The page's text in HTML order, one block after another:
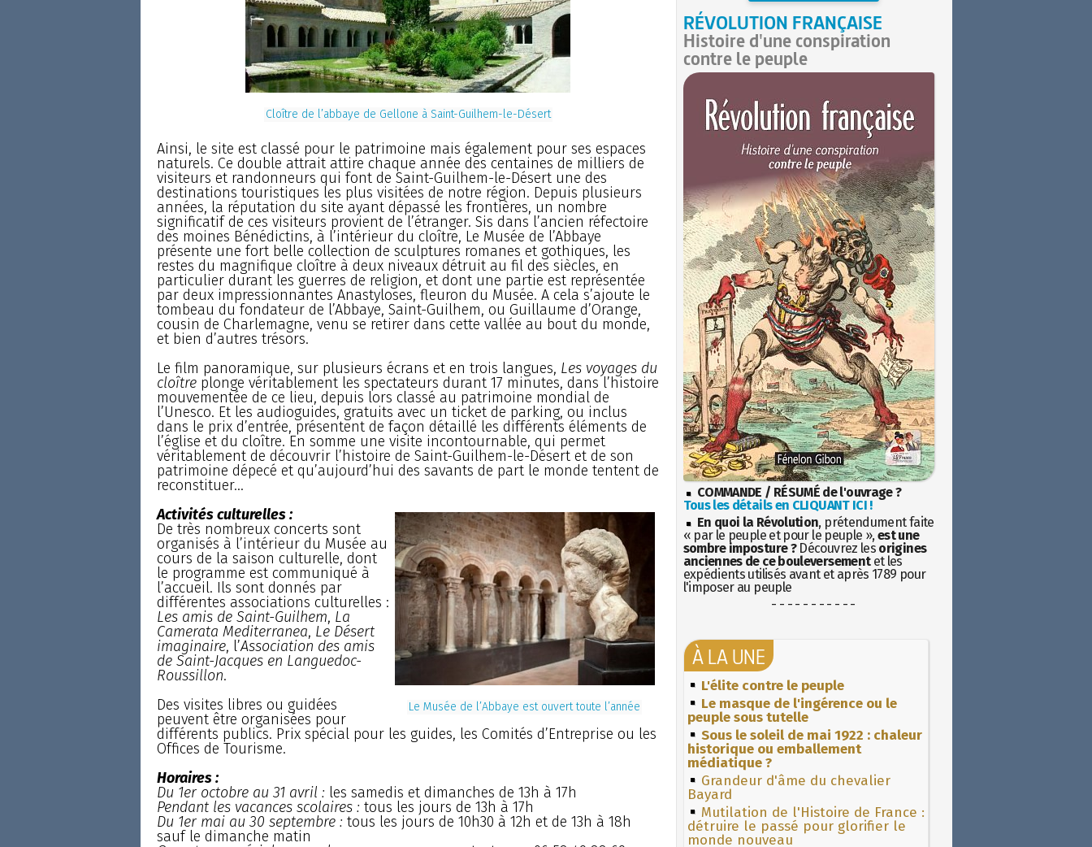
Cloître de l’abbaye de Gellone à Saint-Guilhem-le-Désert
Ainsi, le site est classé pour le patrimoine mais également pour ses espaces
naturels. Ce double attrait attire chaque année des centaines de milliers de
visiteurs et randonneurs qui font de Saint-Guilhem-le-Désert une des
destinations touristiques les plus visitées de notre région. Depuis plusieurs
années, la réputation du site ayant dépassé les frontières, un nombre
significatif de ces visiteurs provient de l’étranger. Sis dans l’ancien réfectoire
des moines Bénédictins, à l’intérieur du cloître, Le Musée de l’Abbaye
présente une fort belle collection de sculptures romanes et gothiques, les
restes du magnifique cloître à deux niveaux détruit au fil des siècles, en
particulier durant les guerres de religion, et dont une partie est représentée
par deux impressionnantes Anastyloses, fleuron du Musée. A cela s’ajoute le
tombeau du fondateur de l’Abbaye, Saint-Guilhem, ou Guillaume d’Orange,
cousin de Charlemagne, venu se retirer dans cette vallée au bout du monde,
et bien d’autres trésors.
Le film panoramique, sur plusieurs écrans et en trois langues, Les voyages du
cloîtreplonge véritablement les spectateurs durant 17 minutes, dans l’histoire
mouvementée de ce lieu, depuis lors classé au patrimoine mondial de
l’Unesco. Et les audioguides, gratuits avec un ticket de parking, ou inclus
dans le prix d’entrée, présentent de façon détaillé les différents éléments de
l’église et du cloître. En somme une visite incontournable, qui permet
véritablement de découvrir l’histoire de Saint-Guilhem-le-Désert et de son
patrimoine dépecé et qu’aujourd’hui des savants de part le monde tentent de
reconstituer...
Le Musée de l’Abbaye est ouvert toute l’année
Activités culturelles :
De très nombreux concerts sont
organisés à l’intérieur du Musée au
cours de la saison culturelle, dont
le programme est communiqué à
l’accueil. Ils sont donnés par
différentes associations culturelles :
Les amis de Saint-Guilhem, La
Camerata Mediterranea, Le Désert
imaginaire, l’Association des amis
de Saint-Jacques en Languedoc-
Roussillon.
Des visites libres ou guidées
peuvent être organisées pour
différents publics. Prix spécial pour les guides, les Comités d’Entreprise ou les
Offices de Tourisme.
Horaires :
Du 1er octobre au 31 avril : les samedis et dimanches de 13h à 17h
Pendant les vacances scolaires : tous les jours de 13h à 17h
Du 1er mai au 30 septembre : tous les jours de 10h30 à 12h et de 13h à 18h
sauf le dimanche matin
RÉVOLUTION FRANÇAISE
Histoire d'une conspiration
contre le peuple
COMMANDE / RÉSUMÉ de l'ouvrage ?
Tous les détails en CLIQUANT ICI !
En quoi la Révolution, prétendument faite
« par le peuple et pour le peuple », est une
sombre imposture ?Découvrez les origines
anciennes de ce bouleversementet les
expédients utilisés avant et après 1789 pour
l'imposer au peuple
- - - - - - - - - - -
À LA UNE
L'élite contre le peuple
Le masque de l'ingérence ou le
peuple sous tutelle
Sous le soleil de mai 1922 : chaleur
historique ou emballement
médiatique ?
Grandeur d'âme du chevalier
Bayard
Mutilation de l'Histoire de France :
détruire le passé pour glorifier le
monde nouveau